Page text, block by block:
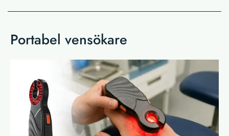
Portabel vensökare